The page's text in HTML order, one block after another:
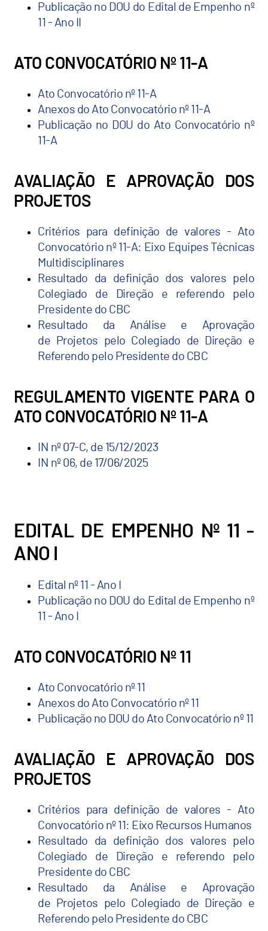
Publicação no DOU do Edital de Empenho nº
11 - Ano II
ATO CONVOCATÓRIO Nº 11-A
Ato Convocatório nº 11-A
Anexos do Ato Convocatório nº 11-A
Publicação no DOU do Ato Convocatório nº
11-A
AVALIAÇÃO E APROVAÇÃO DOS
PROJETOS
Critérios para definição de valores - Ato
Convocatório nº 11-A: Eixo Equipes Técnicas
Multidisciplinares
Resultado da definição dos valores pelo
Colegiado de Direção e referendo pelo
Presidente do CBC
Resultado da Análise e Aprovação
de Projetos pelo Colegiado de Direção e
Referendo pelo Presidente do CBC
REGULAMENTO VIGENTE PARA O
ATO CONVOCATÓRIO Nº 11-A
IN nº 07-C, de 15/12/2023
IN nº 06, de 17/06/2025
EDITAL DE EMPENHO Nº 11 -
ANO I
Edital nº 11 - Ano I
Publicação no DOU do Edital de Empenho nº
11 - Ano I
ATO CONVOCATÓRIO Nº 11
Ato Convocatório nº 11
Anexos do Ato Convocatório nº 11
Publicação no DOU do Ato Convocatório nº 11
AVALIAÇÃO E APROVAÇÃO DOS
PROJETOS
Critérios para definição de valores - Ato
Convocatório nº 11: Eixo Recursos Humanos
Resultado da definição dos valores pelo
Colegiado de Direção e referendo pelo
Presidente do CBC
Resultado da Análise e Aprovação
de Projetos pelo Colegiado de Direção e
Referendo pelo Presidente do CBC